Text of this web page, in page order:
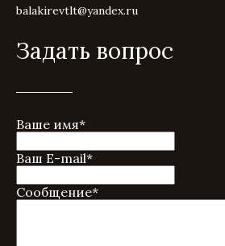
balakirevtlt@yandex.ru
Задать вопрос
Ваше имя*
Ваш E-mail*
Сообщение*